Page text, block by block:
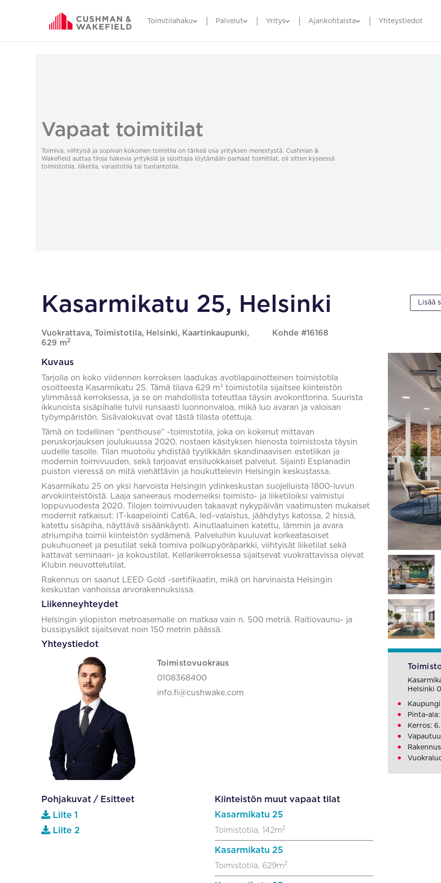
Toimitilahaku Palvelut Yritys Ajankohtaista Yhteystiedot
Vapaat toimitilat
Toimiva, viihtyisä ja sopivan kokoinen toimitila on tärkeä osa yrityksen menestystä. Cushman &
Wakefield auttaa tiloja hakevia yrityksiä ja sijoittajia löytämään parhaat toimitilat, oli sitten kyseessä
toimistotila, liiketila, varastotila tai tuotantotila.
Kasarmikatu 25, Helsinki
Vuokrattava, Toimistotila, Helsinki, Kaartinkaupunki,
629 m2
Kohde #16168
Lisää
Kuvaus
Tarjolla on koko viidennen kerroksen laadukas avotilapainotteinen toimistotila
osoitteesta Kasarmikatu 25. Tämä tilava 629 m² toimistotila sijaitsee kiinteistön
ylimmässä kerroksessa, ja se on mahdollista toteuttaa täysin avokonttorina. Suurista
ikkunoista sisäpihalle tulvii runsaasti luonnonvaloa, mikä luo avaran ja valoisan
työympäristön. Sisävalokuvat ovat tästä tilasta otettuja.
Tämä on todellinen “penthouse” -toimistotila, joka on kokenut mittavan
peruskorjauksen joulukuussa 2020, nostaen käsityksen hienosta toimistosta täysin
uudelle tasolle. Tilan muotoilu yhdistää tyylikkään skandinaavisen estetiikan ja
modernin toimivuuden, sekä tarjoavat ensiluokkaiset palvelut. Sijainti Esplanadin
puiston vieressä on mitä viehättävin ja houkuttelevin Helsingin keskustassa.
Kasarmikatu 25 on yksi harvoista Helsingin ydinkeskustan suojelluista 1800-luvun
arvokiinteistöistä. Laaja saneeraus moderneiksi toimisto- ja liiketiloiksi valmistui
loppuvuodesta 2020. Tilojen toimivuuden takaavat nykypäivän vaatimusten mukaiset
modernit ratkaisut: IT-kaapelointi Cat6A, led-valaistus, jäähdytys katossa, 2 hissiä,
katettu sisäpiha, näyttävä sisäänkäynti. Ainutlaatuinen katettu, lämmin ja avara
atriumpiha toimii kiinteistön sydämenä. Palveluihin kuuluvat korkeatasoiset
pukuhuoneet ja pesutilat sekä toimiva polkupyöräparkki, viihtyisät liiketilat sekä
kattavat seminaari- ja kokoustilat. Kellarikerroksessa sijaitsevat vuokrattavissa olevat
Klubin neuvottelutilat.
Rakennus on saanut LEED Gold -sertifikaatin, mikä on harvinaista Helsingin
keskustan vanhoissa arvorakennuksissa.
Liikenneyhteydet
Helsingin yliopiston metroasemalle on matkaa vain n. 500 metriä. Raitiovaunu- ja
bussipysäkit sijaitsevat noin 150 metrin päässä.
Yhteystiedot
Toimistovuokraus
0108368400
info.fi@cushwake.com
Pohjakuvat / Esitteet
Liite 1
Liite 2
Kiinteistön muut vapaat tilat
Kasarmikatu 25
Toimistotila, 142m2
Kasarmikatu 25
Toimistotila, 629m2
Helsinki
Pinta-
Kerros: